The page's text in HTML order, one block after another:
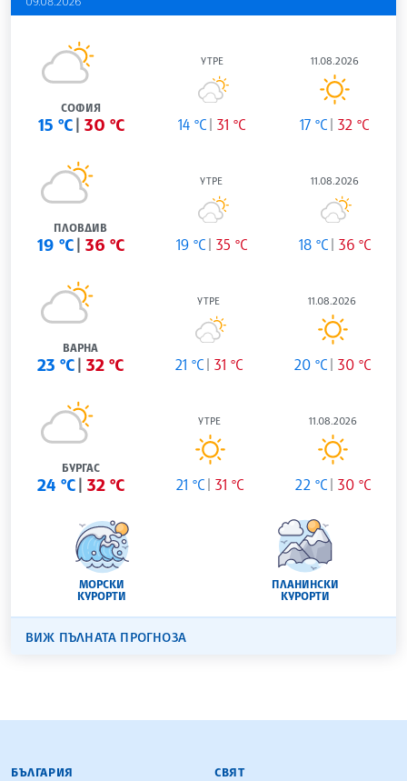
СОФИЯ
15 °C 30 °C
УТРЕ
14 °C 31 °C
11.08.2026
17 °C 32 °C
ПЛОВДИВ
19 °C 36 °C
УТРЕ
19 °C 35 °C
11.08.2026
18 °C 36 °C
ВАРНА
23 °C 32 °C
УТРЕ
21 °C 31 °C
11.08.2026
20 °C 30 °C
БУРГАС
24 °C 32 °C
УТРЕ
21 °C 31 °C
11.08.2026
22 °C 30 °C
МОРСКИ
КУРОРТИ
ПЛАНИНСКИ
КУРОРТИ
ВИЖ ПЪЛНАТА ПРОГНОЗА
БЪЛГАРСКА ТЕЛЕГРАФНА АГЕНЦИЯ
БЪЛГАРИЯ СВЯТ